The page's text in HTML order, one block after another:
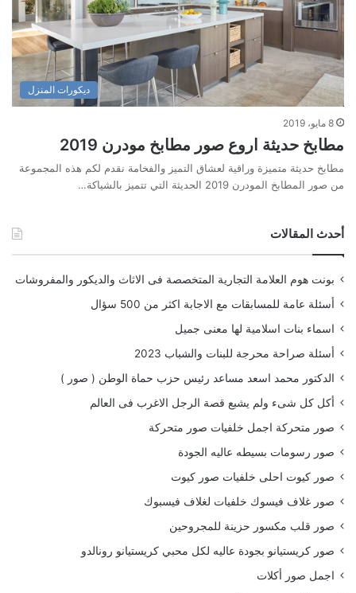
ديكورات المنزل
8 مايو، 2019
مطابخ حديثة اروع صور مطابخ مودرن 2019
مطابخ حديثة متميزة وراقية لعشاق التميز والفخامة نقدم لكم هذه المجموعة
من صور المطابخ المودرن 2019 الحديثة التي تتميز بالشياكة…
أحدث المقالات
بونت هوم العلامة التجارية المتخصصة فى الاثاث والديكور والمفروشات
أسئلة عامة للمسابقات مع الاجابة اكثر من 500 سؤال
اسماء بنات اسلامية لها معنى جميل
أسئلة صراحة محرجة للبنات والشباب 2023
الدكتور محمد اسعد مساعد رئيس حزب حماة الوطن ( صور )
أكل كل شىء ولم يشبع قصة الرجل الاغرب فى العالم
صور متحركة اجمل خلفيات صور متحركة
صور رسومات بسيطه عاليه الجودة
صور كيوت احلى خلفيات صور كيوت
صور غلاف فيسوك خلفيات لغلاف فيسبوك
صور قلب مكسور حزينة للمجروحين
صور كريستيانو بجودة عاليه لكل محبي كريستيانو رونالدو
اجمل صور أكلات